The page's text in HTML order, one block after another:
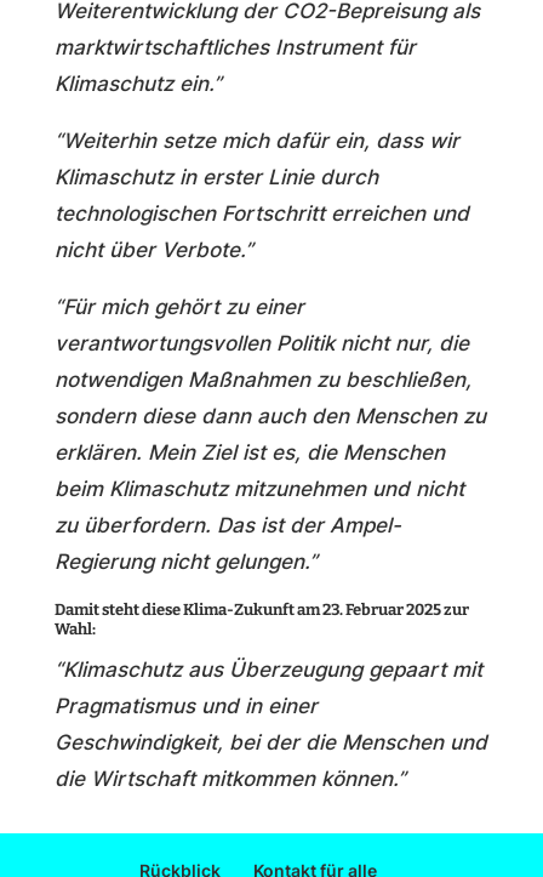
Weiterentwicklung der CO2-Bepreisung als
marktwirtschaftliches Instrument für
Klimaschutz ein.”
“Weiterhin setze mich dafür ein, dass wir
Klimaschutz in erster Linie durch
technologischen Fortschritt erreichen und
nicht über Verbote.”
“Für mich gehört zu einer
verantwortungsvollen Politik nicht nur, die
notwendigen Maßnahmen zu beschließen,
sondern diese dann auch den Menschen zu
erklären. Mein Ziel ist es, die Menschen
beim Klimaschutz mitzunehmen und nicht
zu überfordern. Das ist der Ampel-
Regierung nicht gelungen.”
Damit steht diese Klima-Zukunft am 23. Februar 2025 zur
Wahl:
“Klimaschutz aus Überzeugung gepaart mit
Pragmatismus und in einer
Geschwindigkeit, bei der die Menschen und
die Wirtschaft mitkommen können.”
Rückblick Kontakt für alle